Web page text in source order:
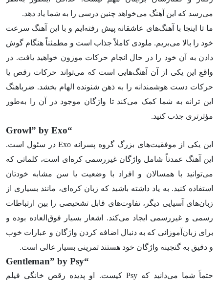
می‌رسد که این آهنگ می‌خواهد چنین درسی را به شما یاد دهد.
ما تا اینجا با آهنگ‌های عاشقانه پیش رفته‌ایم و با این آهنگ سرعت
خود را بالا می‌بریم. ملودی کاملاً جذاب است و مطمئناً هنگام گوش
دادن به آن خود را در حال انجام حرکات موزون خواهید یافت. در
واقع این یکی از آن آهنگ‌هایی است که می‌تواند حرکات رقص یا
حرکات دست هوشمندانه را به ذهن شنونده الهام بخشد. ضرباهنگ
این ترانه به شما کمک می‌کند تا واژگان موجود در آن را به‌طور
مؤثرتری جذب کنید.
“Growl” by Exo
این یکی از موفقیت‌های بزرگ گروه پسرانه Exo در سئول است.
این آهنگ عمدتاً شامل واژگان غیررسمی کره‌ای است، کلماتی که
می‌توانید با همسالان و افراد با وضعیت یا سن مشابه خودتان
استفاده کنید. به یاد داشته باشید که زبان کره‌ای، مانند بسیاری از
زبان‌های آسیایی دیگر، تفاوت‌های قابل تشخیصی را بین ارتباطات
رسمی و غیررسمی ایجاد می‌کند. اشعار بسیار فوق‌العاده بوده و
برای زبان‌آموزانی که به دنبال اضافه کردن واژگان و عبارات خوب
و دقیق به گنجینه واژگان خود هستند تمرینی بسیار عالی است.
“Gentleman” by Psy
حتماً شما می‌دانید که Psy کیست. او پدیده رقص خانگی فیلم